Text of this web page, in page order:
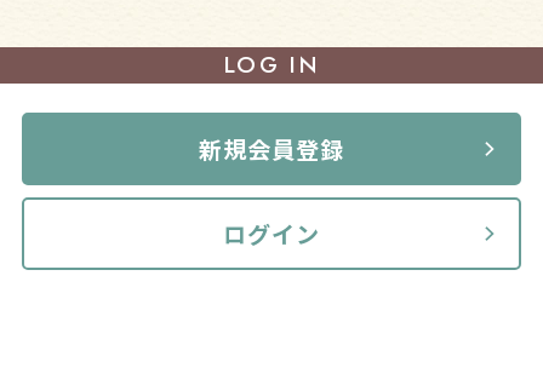
LOG IN
ログイン
新規会員登録